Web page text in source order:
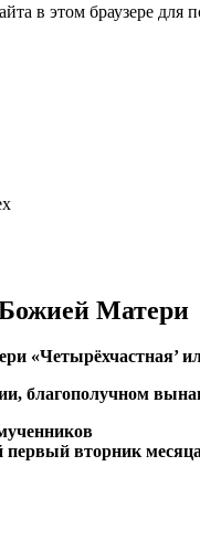
в этом браузере
Матери
«Четырёхчастная’
благополучном
вторник